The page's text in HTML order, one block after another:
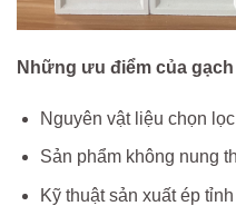
Những ưu điểm của
Nguyên vật liệu chọn
Sản phẩm không nung
Kỹ thuật sản xuất ép